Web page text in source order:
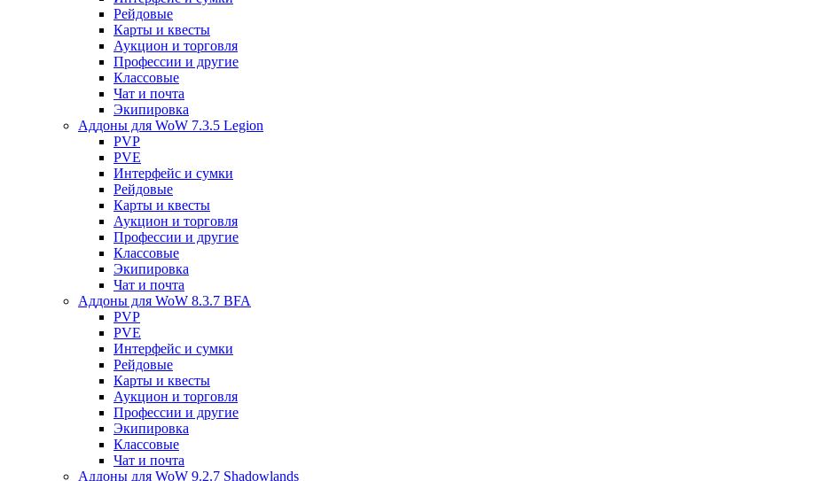
Рейдовые
Карты и квесты
Аукцион и торговля
Профессии и другие
Классовые
Чат и почта
Экипировка
Аддоны для WoW 7.3.5 Legion
PVP
PVE
Интерфейс и сумки
Рейдовые
Карты и квесты
Аукцион и торговля
Профессии и другие
Классовые
Экипировка
Чат и почта
Аддоны для WoW 8.3.7 BFA
PVP
PVE
Интерфейс и сумки
Рейдовые
Карты и квесты
Аукцион и торговля
Профессии и другие
Экипировка
Классовые
Чат и почта
Аддоны для WoW 9.2.7 Shadowlands